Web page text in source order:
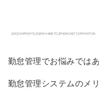
勤怠管理でお悩みでは
勤怠管理システムのメ